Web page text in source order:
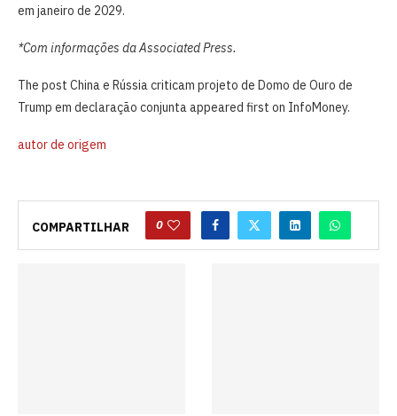
em janeiro de 2029.
*Com informações da Associated Press.
The post China e Rússia criticam projeto de Domo de Ouro de
Trump em declaração conjunta appeared first on InfoMoney.
autor de origem
COMPARTILHAR 0